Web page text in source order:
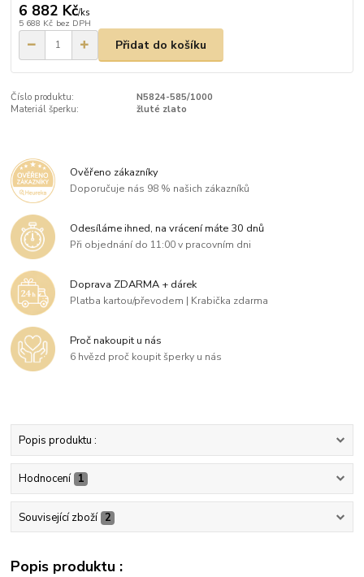
6 882 Kč/ks
5 688 Kč bez DPH
Přidat do košíku
Číslo produktu:
N5824-585/1000
Materiál šperku:
žluté zlato
Ověřeno zákazníky
Doporučuje nás 98 % našich zákazníků
Odesíláme ihned, na vrácení máte 30 dnů
Při objednání do 11:00 v pracovním dni
Doprava ZDARMA + dárek
Platba kartou/převodem | Krabička zdarma
Proč nakoupit u nás
6 hvězd proč koupit šperky u nás
Popis produktu :
Hodnocení 1
Související zboží 2
Popis produktu :